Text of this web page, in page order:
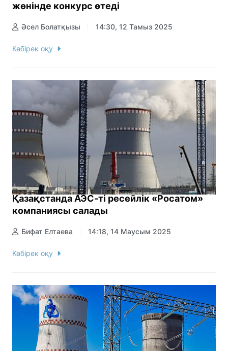
жөнінде конкурс өтеді
Әсел Болатқызы 14:30, 12 Тамыз 2025
Көбірек оқу
Қазақстанда АЭС-ті ресейлік «Росатом»
компаниясы салады
Бифат Елтаева 14:18, 14 Маусым 2025
Көбірек оқу